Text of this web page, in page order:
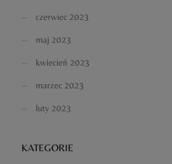
czerwiec 2023
maj 2023
kwiecień 2023
marzec 2023
luty 2023
KATEGORIE